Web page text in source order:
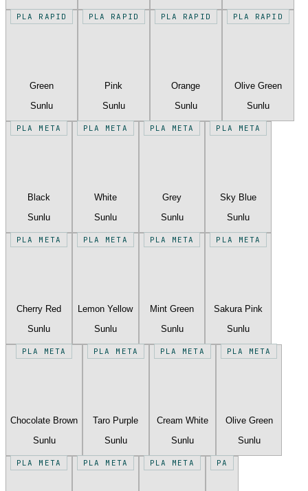
PLA RAPID
Green
Sunlu
PLA RAPID
Pink
Sunlu
PLA RAPID
Orange
Sunlu
PLA RAPID
Olive Green
Sunlu
PLA META
Black
Sunlu
PLA META
White
Sunlu
PLA META
Grey
Sunlu
PLA META
Sky Blue
Sunlu
PLA META
Cherry Red
Sunlu
PLA META
Lemon Yellow
Sunlu
PLA META
Mint Green
Sunlu
PLA META
Sakura Pink
Sunlu
PLA META
Chocolate Brown
Sunlu
PLA META
Taro Purple
Sunlu
PLA META
Cream White
Sunlu
PLA META
Olive Green
Sunlu
PLA META PLA META PLA META PA